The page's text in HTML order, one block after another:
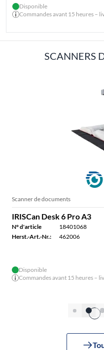
Disponible
Commandes avant 15 heures –
SCANNERS
Scanner de documents
IRISCan Desk 6 Pro A3
N° d'article
18401068
Herst.-Art.-Nr.:
462006
Disponible
Commandes avant 15 heures –